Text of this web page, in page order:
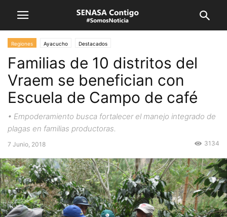
Regiones Ayacucho Destacados
Familias de 10 distritos del
Vraem se benefician con
Escuela de Campo de café
• Empoderamiento busca fortalecer el manejo integrado de
plagas en familias productoras.
7 Junio, 2018 3134